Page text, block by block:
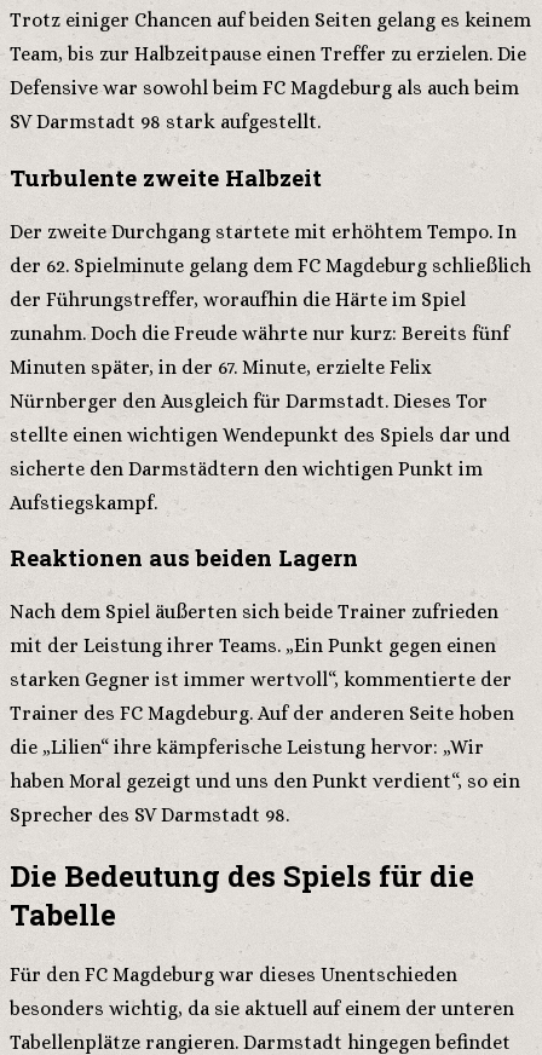
Trotz einiger Chancen auf beiden Seiten gelang es keinem
Team, bis zur Halbzeitpause einen Treffer zu erzielen. Die
Defensive war sowohl beim FC Magdeburg als auch beim
SV Darmstadt 98 stark aufgestellt.
Turbulente zweite Halbzeit
Der zweite Durchgang startete mit erhöhtem Tempo. In
der 62. Spielminute gelang dem FC Magdeburg schließlich
der Führungstreffer, woraufhin die Härte im Spiel
zunahm. Doch die Freude währte nur kurz: Bereits fünf
Minuten später, in der 67. Minute, erzielte Felix
Nürnberger den Ausgleich für Darmstadt. Dieses Tor
stellte einen wichtigen Wendepunkt des Spiels dar und
sicherte den Darmstädtern den wichtigen Punkt im
Aufstiegskampf.
Reaktionen aus beiden Lagern
Nach dem Spiel äußerten sich beide Trainer zufrieden
mit der Leistung ihrer Teams. „Ein Punkt gegen einen
starken Gegner ist immer wertvoll“, kommentierte der
Trainer des FC Magdeburg. Auf der anderen Seite hoben
die „Lilien“ ihre kämpferische Leistung hervor: „Wir
haben Moral gezeigt und uns den Punkt verdient“, so ein
Sprecher des SV Darmstadt 98.
Die Bedeutung des Spiels für die
Tabelle
Für den FC Magdeburg war dieses Unentschieden
besonders wichtig, da sie aktuell auf einem der unteren
Tabellenplätze rangieren. Darmstadt hingegen befindet